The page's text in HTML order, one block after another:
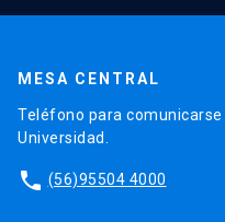
MESA CENTRAL
Teléfono para
Universidad.
phone (56)95504 4000